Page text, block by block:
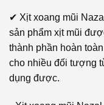
✔ Xịt xoang mũi
sản phẩm xịt mũi
thành phần hoàn
cho nhiều đối tượng
dụng được.